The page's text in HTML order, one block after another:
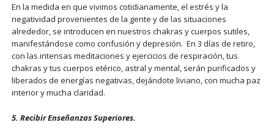
En la medida en que vivimos cotidianamente, el estrés y la
negatividad provenientes de la gente y de las situaciones
alrededor, se introducen en nuestros chakras y cuerpos sutiles,
manifestándose como confusión y depresión. En 3 días de retiro,
con las intensas meditaciones y ejercicios de respiración, tus
chakras y tus cuerpos etérico, astral y mental, serán purificados y
liberados de energías negativas, dejándote liviano, con mucha paz
interior y mucha claridad.
5. Recibir Enseñanzas Superiores.